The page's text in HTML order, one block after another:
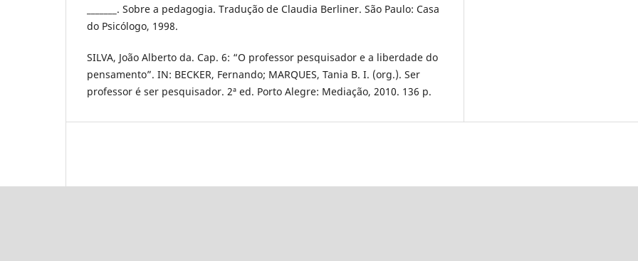
_______. Sobre a pedagogia. Tradução de Claudia Berliner. São Paulo: Casa
do Psicólogo, 1998.
SILVA, João Alberto da. Cap. 6: “O professor pesquisador e a liberdade do
pensamento”. IN: BECKER, Fernando; MARQUES, Tania B. I. (org.). Ser
professor é ser pesquisador. 2ª ed. Porto Alegre: Mediação, 2010. 136 p.